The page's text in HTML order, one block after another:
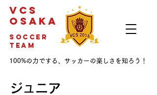
VCS
OSAKA
soccer
team
100%の力でする、サッカーの楽しさを知ろう！
ジュニア